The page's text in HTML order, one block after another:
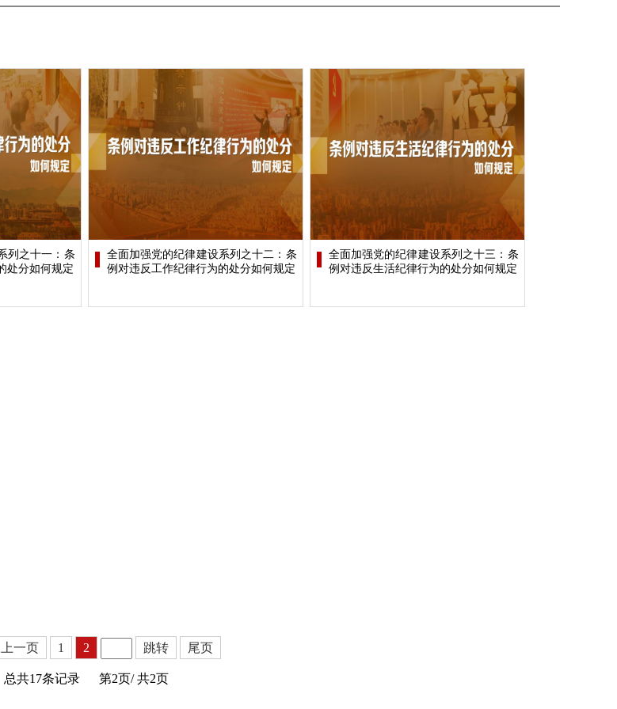
列之十一：条
处分如何规定
全面加强党的纪律建设系列之十二：条
例对违反工作纪律行为的处分如何规定
全面加强党的纪律建设系列之十三：条
例对违反生活纪律行为的处分如何规定
上一页 1 2 跳转 尾页
总共17条记录 第2页/ 共2页